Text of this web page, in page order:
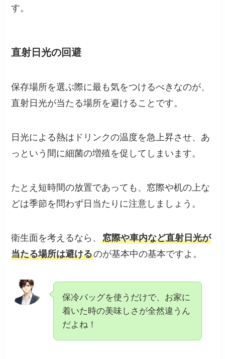
す。
直射日光の回避
保存場所を選ぶ際に最も気をつけるべきなのが、
直射日光が当たる場所を避けることです。
日光による熱はドリンクの温度を急上昇させ、あ
っという間に細菌の増殖を促してしまいます。
たとえ短時間の放置であっても、窓際や机の上な
どは季節を問わず日当たりに注意しましょう。
衛生面を考えるなら、窓際や車内など直射日光が
当たる場所は避けるのが基本中の基本ですよ。
保冷バッグを使うだけで、お家に
着いた時の美味しさが全然違うん
だよね！